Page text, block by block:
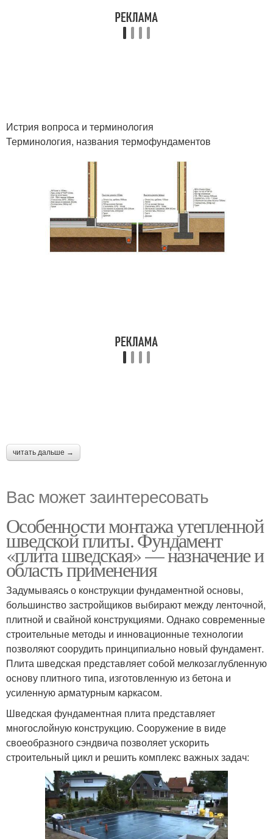
Истрия вопроса и терминология
Терминология, названия термофундаментов
читать дальше →
Вас может заинтересовать
Особенности монтажа утепленной
шведской плиты. Фундамент
«плита шведская» — назначение и
область применения
Задумываясь о конструкции фундаментной основы,
большинство застройщиков выбирают между ленточной,
плитной и свайной конструкциями. Однако современные
строительные методы и инновационные технологии
позволяют соорудить принципиально новый фундамент.
Плита шведская представляет собой мелкозаглубленную
основу плитного типа, изготовленную из бетона и
усиленную арматурным каркасом.
Шведская фундаментная плита представляет
многослойную конструкцию. Сооружение в виде
своеобразного сэндвича позволяет ускорить
строительный цикл и решить комплекс важных задач: